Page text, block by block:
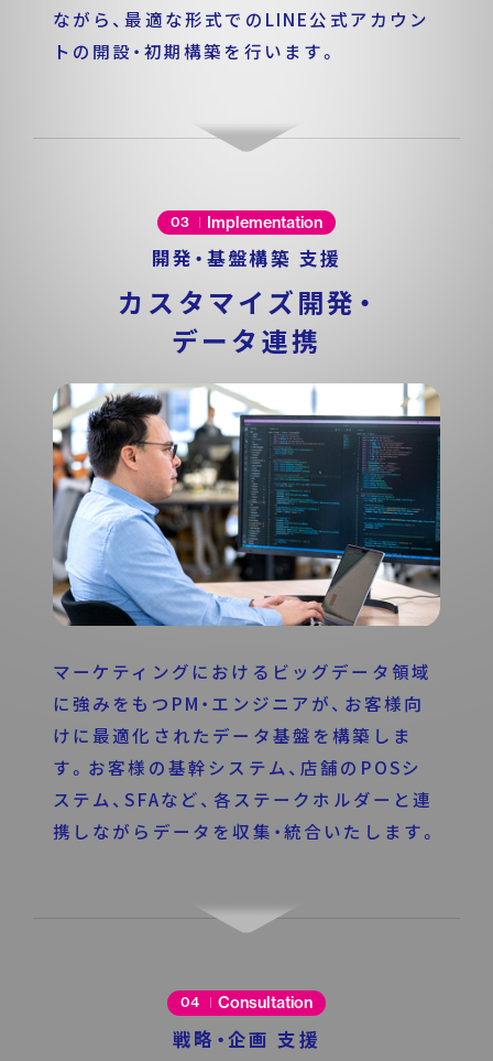
ながら、最適な形式でのLINE公式アカウン
トの開設・初期構築を行います。
03 Implementation
開発・基盤構築 支援
カスタマイズ開発・
データ連携
マーケティングにおけるビッグデータ領域
に強みをもつPM・エンジニアが、お客様向
けに最適化されたデータ基盤を構築しま
す。お客様の基幹システム、店舗のPOSシ
ステム、SFAなど、各ステークホルダーと連
携しながらデータを収集・統合いたします。
04 Consultation
戦略・企画 支援